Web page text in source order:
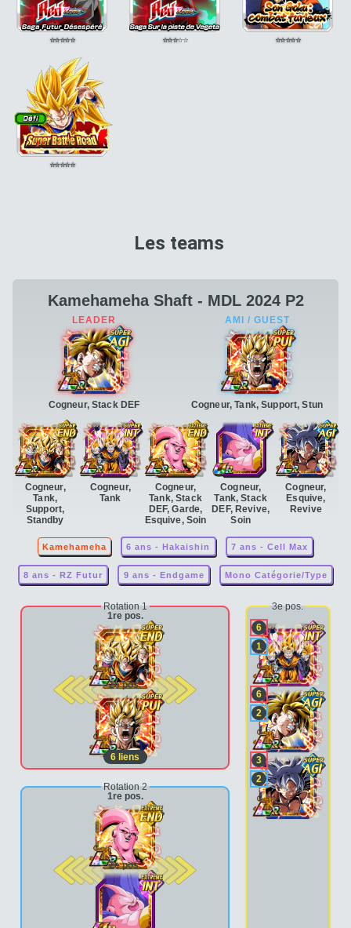
⭐⭐⭐⭐⭐ ⭐⭐⭐⭐⭐ ⭐⭐⭐⭐⭐
⭐⭐⭐⭐⭐
Les teams
Kamehameha Shaft - MDL 2024 P2
Cogneur, Stack DEF
Cogneur,
Tank,
Support,
Standby
Cogneur,
Tank
Cogneur,
Tank, Stack
DEF, Garde,
Esquive, Soin
Cogneur,
Tank, Stack
DEF, Revive,
Soin
Cogneur,
Esquive,
Revive
Cogneur, Tank, Support, Stun
Kamehameha 6 ans - Hakaishin 7 ans - Cell Max
8 ans - RZ Futur 9 ans - Endgame Mono Catégorie/Type
Rotation 1
1re pos.
2e pos.
6 liens
Rotation 2
1re pos.
2e pos.
3e pos.
6
1
6
2
3
2